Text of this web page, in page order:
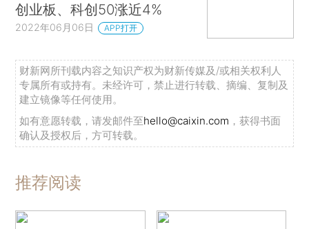
创业板、科创50涨近4%
2022年06月06日 APP打开
财新网所刊载内容之知识产权为财新传媒及/或相关权利人
专属所有或持有。未经许可，禁止进行转载、摘编、复制及
建立镜像等任何使用。
如有意愿转载，请发邮件至hello@caixin.com ，获得书面
确认及授权后，方可转载。
推荐阅读